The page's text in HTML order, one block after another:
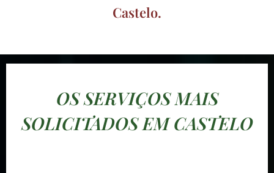
Castelo.
OS SERVIÇOS MAIS
SOLICITADOS EM CASTELO